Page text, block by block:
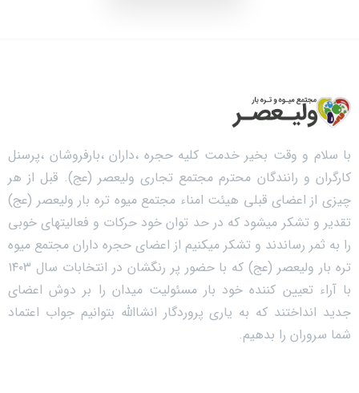
با سلام و وقت بخیر خدمت کلیه حجره ،داران ،بارفروشان ،پرسنل
کارگران و رانندگان محترم مجتمع تجاری ولیعصر (عج). قبل از هر
چیزی از اعضای قبلی هیئت امناء مجتمع میوه تره بار ولیعصر (عج)
تقدیر و تشکر میشود که در حد توان خود حرکات و فعالیتهای خوبی
را به ثمر رساندند و تشکر میکنیم از اعضای حجره داران مجتمع میوه
تره بار ولیعصر (عج) که با حضور پر رنگشان در انتخابات سال ۱۴۰۳
با آراء تعیین کننده خود بار مسئولیت میدان را بر دوش اعضای
جدید انداختند که به یاری پروردگار انشاالله بتوانیم جواب اعتماد
شما سروران را بدهیم.